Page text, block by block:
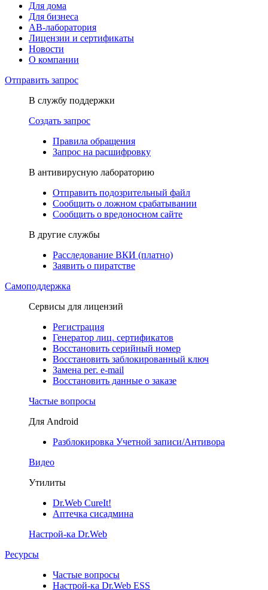
Для дома
Для бизнеса
АВ-лаборатория
Лицензии и сертификаты
Новости
О компании
Отправить запрос
В службу поддержки
Создать запрос
Правила обращения
Запрос на расшифровку
В антивирусную лабораторию
Отправить подозрительный файл
Сообщить о ложном срабатывании
Сообщить о вредоносном сайте
В другие службы
Расследование ВКИ (платно)
Заявить о пиратстве
Самоподдержка
Сервисы для лицензий
Регистрация
Генератор лиц. сертификатов
Восстановить серийный номер
Восстановить заблокированный ключ
Замена рег. e-mail
Восстановить данные о заказе
Частые вопросы
Для Android
Разблокировка Учетной записи/Антивора
Видео
Утилиты
Dr.Web CureIt!
Аптечка сисадмина
Настрой-ка Dr.Web
Ресурсы
Частые вопросы
Настрой-ка Dr.Web ESS